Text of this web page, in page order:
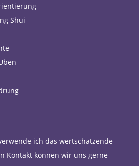
Shui
ich das wertschätzende
Kontakt können wir uns gerne